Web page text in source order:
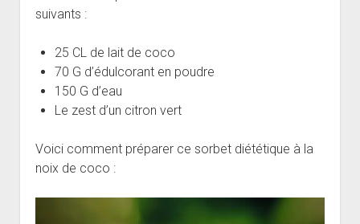
suivants :
25 CL de lait de coco
70 G d’édulcorant en poudre
150 G d’eau
Le zest d’un citron vert
Voici comment préparer ce sorbet diététique à la
noix de coco :